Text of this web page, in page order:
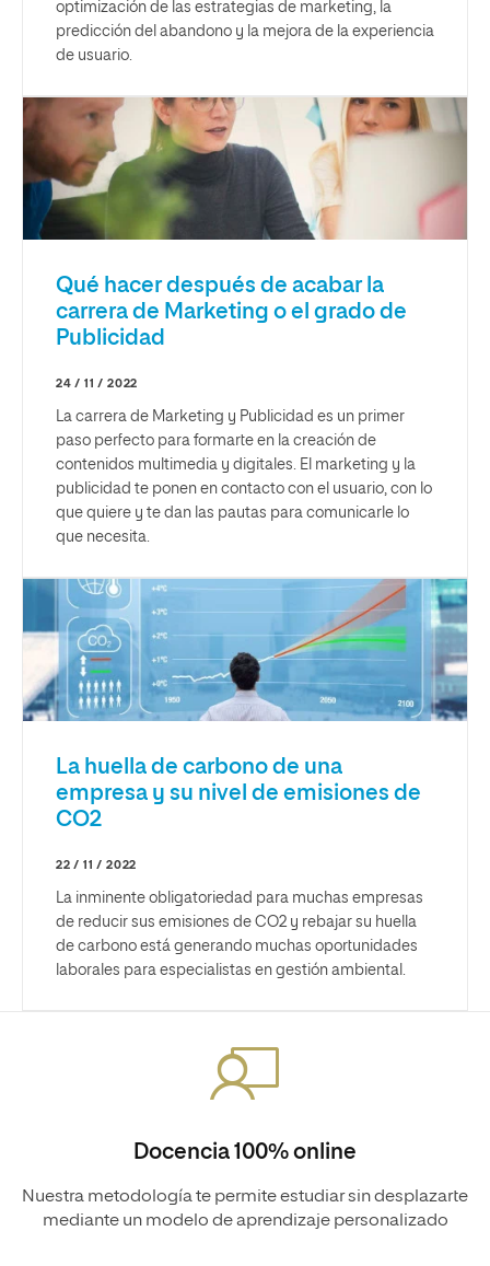
optimización de las estrategias de marketing, la
predicción del abandono y la mejora de la experiencia
de usuario.
Qué hacer después de acabar la
carrera de Marketing o el grado de
Publicidad
24 / 11 / 2022
La carrera de Marketing y Publicidad es un primer
paso perfecto para formarte en la creación de
contenidos multimedia y digitales. El marketing y la
publicidad te ponen en contacto con el usuario, con lo
que quiere y te dan las pautas para comunicarle lo
que necesita.
La huella de carbono de una
empresa y su nivel de emisiones de
CO2
22 / 11 / 2022
La inminente obligatoriedad para muchas empresas
de reducir sus emisiones de CO2 y rebajar su huella
de carbono está generando muchas oportunidades
laborales para especialistas en gestión ambiental.
Docencia 100% online
Nuestra metodología te permite estudiar sin desplazarte
mediante un modelo de aprendizaje personalizado